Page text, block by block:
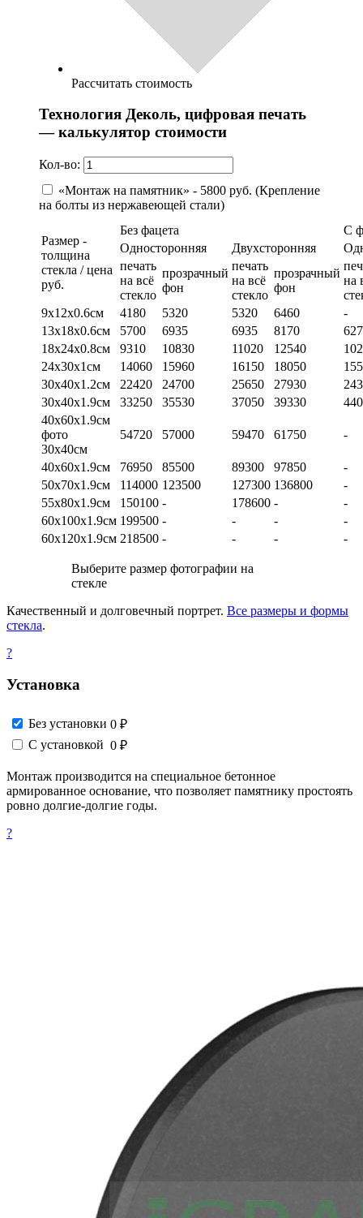
Рассчитать стоимость
Технология Деколь, цифровая печать
— калькулятор стоимости
Кол-во:
«Монтаж на памятник» - 5800 руб. (Крепление
на болты из нержавеющей стали)
Размер -
толщина
стекла / цена
руб.
Без фацета
С
Односторонняя
Двухсторонняя
печать
на всё
стекло
прозрачный
фон
печать
на всё
стекло
прозрачный
фон
на
9х12х0.6см
4180 5320 5320 6460
-
13х18х0.6см
5700 6935 6935 8170
18х24х0.8см
9310 10830 11020 12540
24х30х1см
14060 15960 16150 18050
30х40х1.2см
22420 24700 25650 27930
30х40х1.9см
33250 35530 37050 39330
40х60х1.9см
фото
30х40см
54720 57000 59470 61750 -
40х60х1.9см 76950 85500 89300 97850
-
50х70х1.9см
114000 123500 127300 136800
-
55х80х1.9см
150100 - 178600 -
-
60х100х1.9см 199500 - - -
-
60х120х1.9см 218500 - - - -
Выберите размер фотографии на
стекле
Качественный и долговечный портрет. Все размеры и формы
стекла.
?
Установка
Без установки 0 ₽
С установкой 0 ₽
Монтаж производится на специальное бетонное
армированное основание, что позволяет памятнику простоять
ровно долгие-долгие годы.
?